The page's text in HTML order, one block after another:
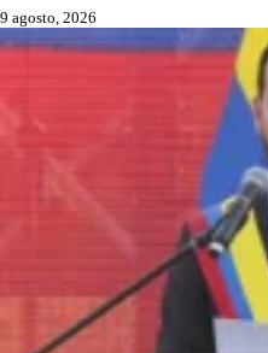
9 agosto, 2026